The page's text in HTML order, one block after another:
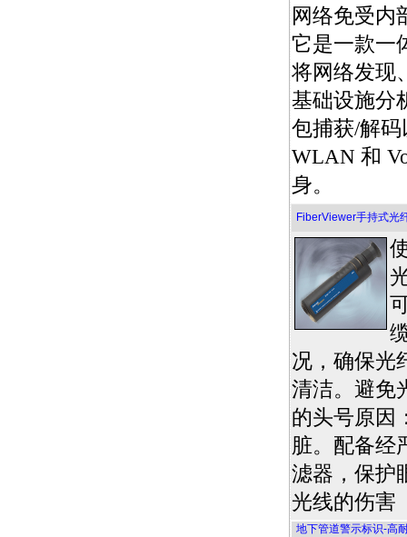
网络免受内
它是一款一
将网络发现
基础设施分
包捕获/解
WLAN 和
身。
FiberViewer手持式光
况，确保光
清洁。避免
的头号原因
脏。配备经
滤器，保护
光线的伤害
地下管道警示标识-高